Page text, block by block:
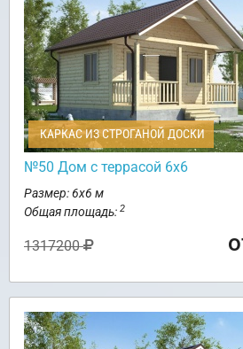
КАРКАС ИЗ СТРОГАНОЙ ДОСКИ
№50 Дом с террасой 6х6
Размер: 6х6 м
Общая площадь: 2
1317200